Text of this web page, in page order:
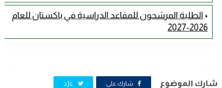
الطلبة المرشحون للمقاعد الدراسية في باكستان للعام
2026-2027
شارك الموضوع شارك على غرّد